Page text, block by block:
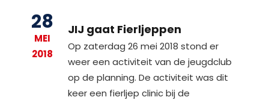
28
MEI
2018
JIJ gaat Fierljeppen
Op zaterdag 26 mei 2018 stond er
weer een activiteit van de jeugdclub
op de planning. De activiteit was dit
keer een fierljep clinic bij de